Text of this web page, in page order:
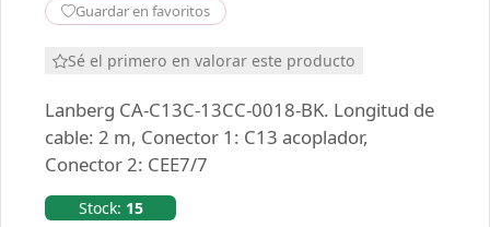
Guardar en favoritos
Sé el primero en valorar este producto
Lanberg CA-C13C-13CC-0018-BK. Longitud de
cable: 2 m, Conector 1: C13 acoplador,
Conector 2: CEE7/7
Stock: 15